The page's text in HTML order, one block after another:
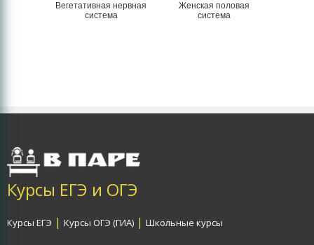
Вегетативная нервная
система
Женская половая
система
Курсы ЕГЭ и ОГЭ
Курсы ЕГЭ | Курсы ОГЭ (ГИА) | Школьные курсы